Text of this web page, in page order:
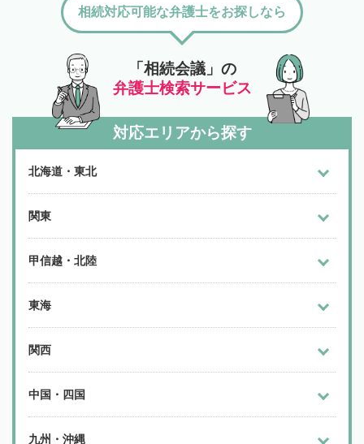
「相続会議」の
弁護士検索サービス
相続対応可能な弁護士をお探しなら
対応エリアから探す
北海道・東北
関東
甲信越・北陸
東海
関西
中国・四国
九州・沖縄